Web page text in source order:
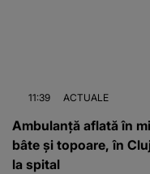
11:39 ACTUALE
Ambulanță aflată în
bâte și topoare, în Cluj. Șoferul a ajuns în stare
la spital